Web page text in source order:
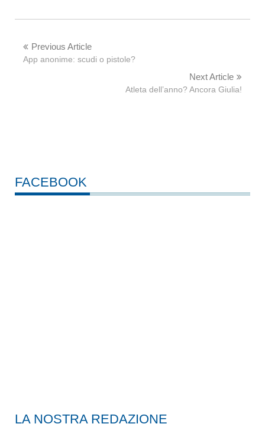
Previous Article
App anonime: scudi o pistole?
Next Article
Atleta dell’anno? Ancora Giulia!
FACEBOOK
LA NOSTRA REDAZIONE